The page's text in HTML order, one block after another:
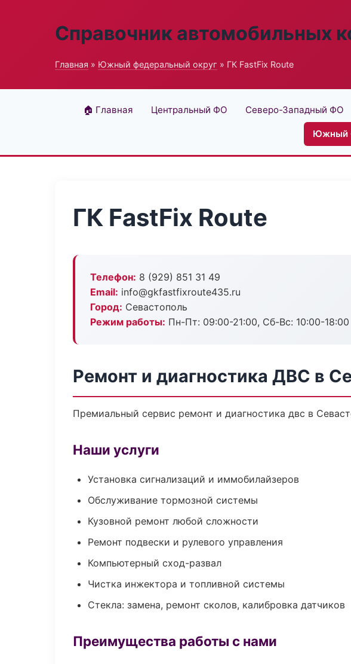
Справочник автомобильных
Главная » Южный федеральный округ » ГК FastFix Route
🏠 Главная Центральный ФО Северо-Западный ФО
Южный
ГК FastFix Route
Телефон: 8 (929) 851 31 49
Email: info@gkfastfixroute435.ru
Город: Севастополь
Режим работы: Пн-Пт: 09:00-21:00, Сб-Вс: 10:00-18:00
Ремонт и диагностика ДВС в
Премиальный сервис ремонт и диагностика двс в
Наши услуги
Установка сигнализаций и иммобилайзеров
Обслуживание тормозной системы
Кузовной ремонт любой сложности
Ремонт подвески и рулевого управления
Компьютерный сход-развал
Чистка инжектора и топливной системы
Стекла: замена, ремонт сколов, калибровка датчиков
Преимущества работы с нами